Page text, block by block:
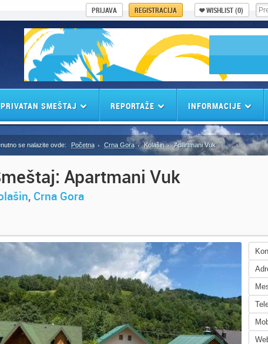
WISHLIST(0)
REGISTRACIJA
PRIJAVA
PRIVATAN SMEŠTAJ REPORTAŽE INFORMACIJE
se nalazite ovde: Početna Crna Gora Kolašin Apartmani Vuk
Apartmani Vuk
, Crna Gora